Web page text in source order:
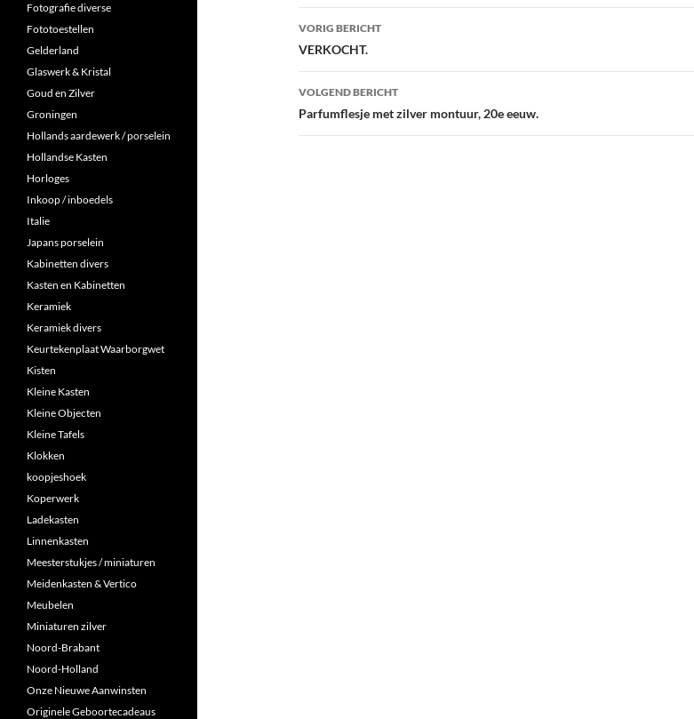
Berichtnavigatie
VORIG BERICHT
VERKOCHT.
VOLGEND BERICHT
Parfumflesje met zilver montuur, 20e eeuw.
Fotografie diverse
Fototoestellen
Gelderland
Glaswerk & Kristal
Goud en Zilver
Groningen
Hollands aardewerk / porselein
Hollandse Kasten
Horloges
Inkoop / inboedels
Italie
Japans porselein
Kabinetten divers
Kasten en Kabinetten
Keramiek
Keramiek divers
Keurtekenplaat Waarborgwet
Kisten
Kleine Kasten
Kleine Objecten
Kleine Tafels
Klokken
koopjeshoek
Koperwerk
Ladekasten
Linnenkasten
Meesterstukjes / miniaturen
Meidenkasten & Vertico
Meubelen
Miniaturen zilver
Noord-Brabant
Noord-Holland
Onze Nieuwe Aanwinsten
Originele Geboortecadeaus